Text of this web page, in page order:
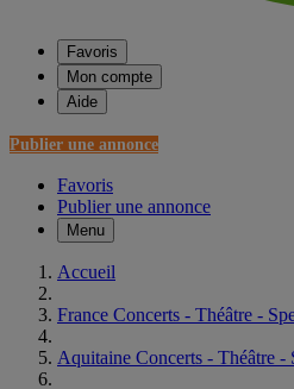
Favoris
Mon compte
Aide
Publier une annonce
Favoris
Publier une annonce
Menu
Accueil
France Concerts - Théâtre -
Aquitaine Concerts - Théâtre -